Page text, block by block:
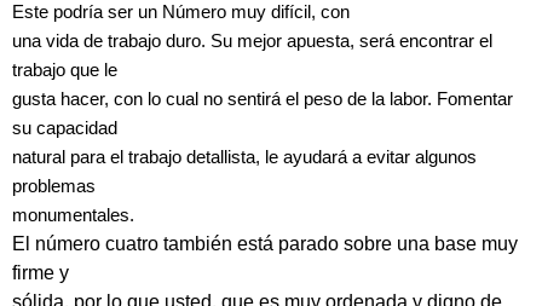
Este podría ser un Número muy difícil, con
una vida de trabajo duro. Su mejor apuesta, será encontrar el
trabajo que le
gusta hacer, con lo cual no sentirá el peso de la labor. Fomentar
su capacidad
natural para el trabajo detallista, le ayudará a evitar algunos
problemas
monumentales.
El número cuatro también está parado sobre una base muy
firme y
sólida, por lo que usted, que es muy ordenada y digno de